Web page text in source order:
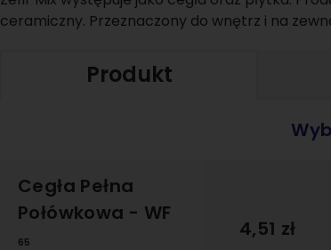
ceramiczny. Przeznaczony do wnętrz i na
Produkt
Cegła Pełna
Połówkowa - WF
65
4,51 zł